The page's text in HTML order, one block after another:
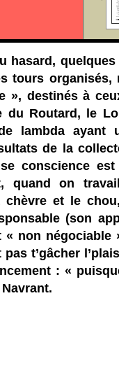
hasard,
tours organisés,
», destinés à
du Routard, le
lambda ayant
de la
conscience
quand on
chèvre et le
(son
« non
t’gâcher
: «